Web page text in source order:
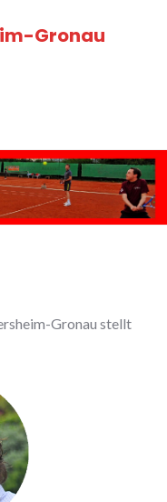
Gronau
Gronau stellt